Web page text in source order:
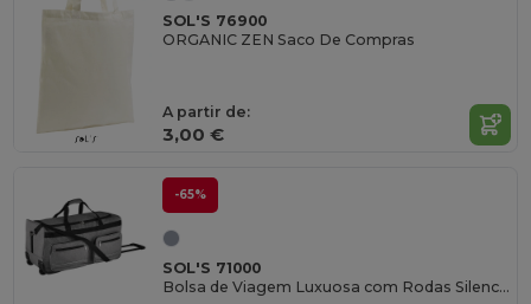
SOL'S 76900
ORGANIC ZEN Saco De Compras
A partir de:
3,00 €
-65%
SOL'S 71000
Bolsa de Viagem Luxuosa com Rodas Silenciosas